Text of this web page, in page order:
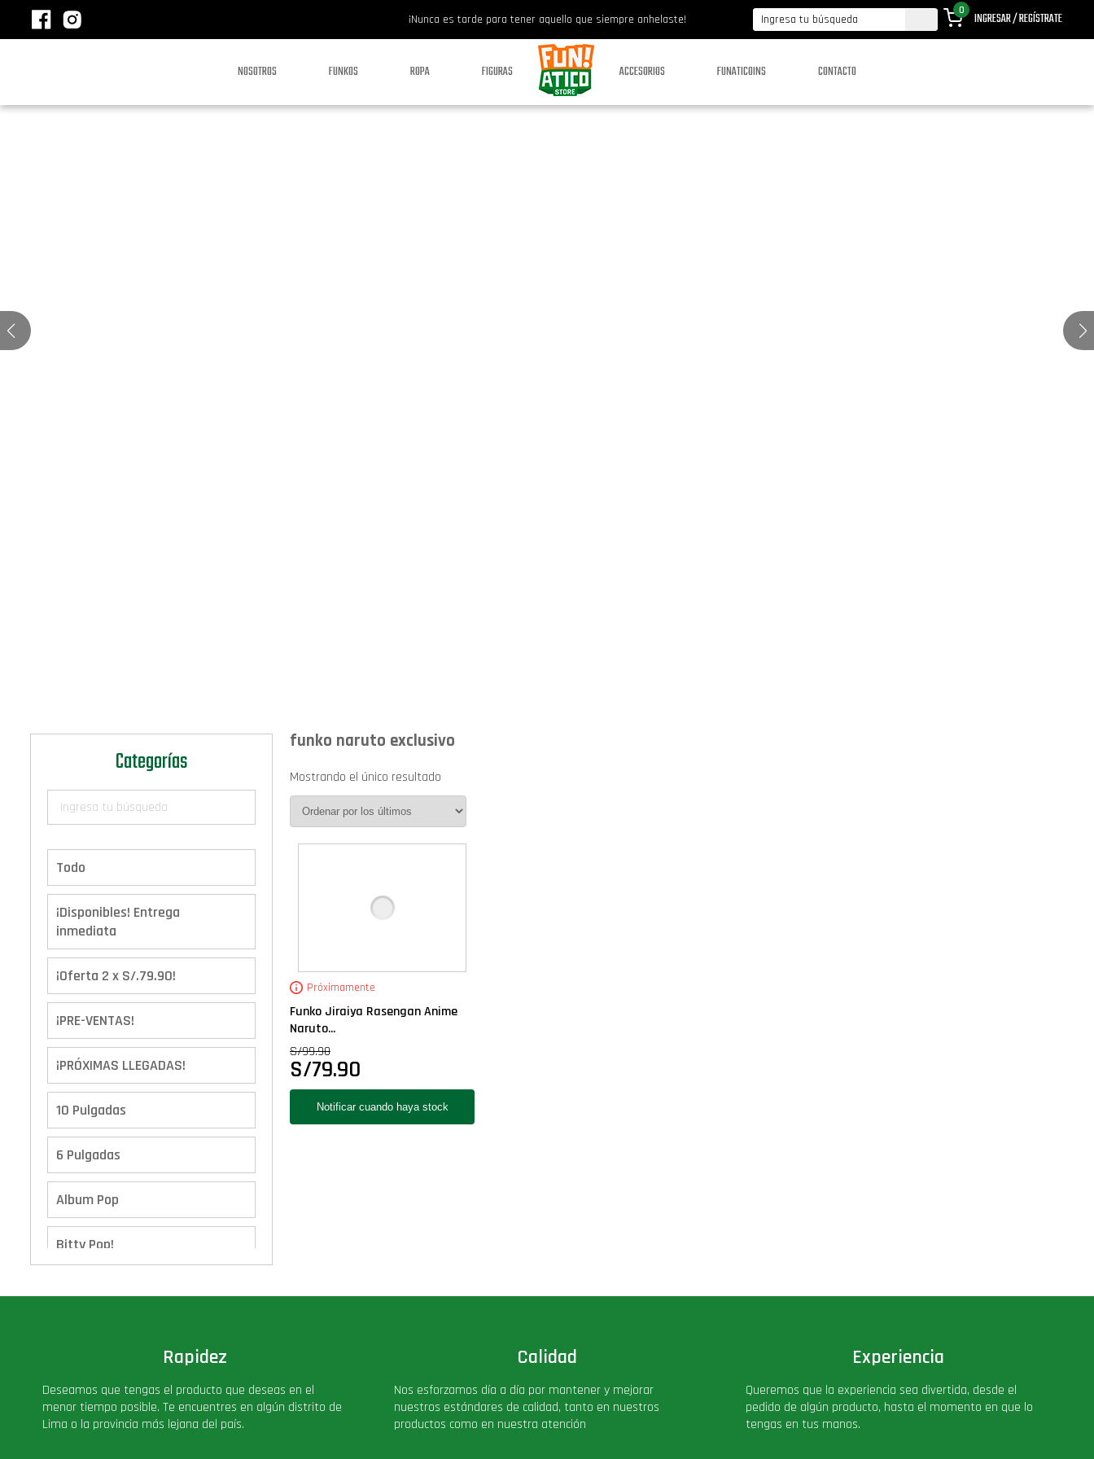
¡Nunca es tarde para tener aquello que siempre anhelaste!
0 INGRESAR / REGÍSTRATE
NOSOTROS FUNKOS ROPA FIGURAS ACCESORIOS FUNATICOINS CONTACTO
Categorías
Todo
¡Disponibles! Entrega
inmediata
¡Oferta 2 x S/.79.90!
¡PRE-VENTAS!
¡PRÓXIMAS LLEGADAS!
10 Pulgadas
6 Pulgadas
Album Pop
Bitty Pop!
Deluxe
funko naruto exclusivo
Mostrando el único resultado
Próximamente
Funko Jiraiya Rasengan Anime
Naruto...
S/99.90
S/79.90
Rapidez
Deseamos que tengas el producto que deseas en el
menor tiempo posible. Te encuentres en algún distrito de
Lima o la provincia más lejana del país.
Calidad
Nos esforzamos día a día por mantener y mejorar
nuestros estándares de calidad, tanto en nuestros
productos como en nuestra atención
Experiencia
Queremos que la experiencia sea divertida, desde el
pedido de algún producto, hasta el momento en que lo
tengas en tus manos.